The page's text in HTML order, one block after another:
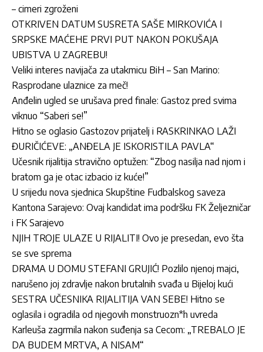
– cimeri zgroženi
OTKRIVEN DATUM SUSRETA SAŠE MIRKOVIĆA I
SRPSKE MAĆEHE PRVI PUT NAKON POKUŠAJA
UBISTVA U ZAGREBU!
Veliki interes navijača za utakmicu BiH – San Marino:
Rasprodane ulaznice za meč!
Anđelin ugled se urušava pred finale: Gastoz pred svima
viknuo “Saberi se!”
Hitno se oglasio Gastozov prijatelj i RASKRINKAO LAŽI
ĐURIČIĆEVE: „ANĐELA JE ISKORISTILA PAVLA“
Učesnik rijalitija stravično optužen: “Zbog nasilja nad njom i
bratom ga je otac izbacio iz kuće!”
U srijedu nova sjednica Skupštine Fudbalskog saveza
Kantona Sarajevo: Ovaj kandidat ima podršku FK Željezničar
i FK Sarajevo
NJIH TROJE ULAZE U RIJALITI! Ovo je presedan, evo šta
se sve sprema
DRAMA U DOMU STEFANI GRUJIĆ! Pozlilo njenoj majci,
narušeno joj zdravlje nakon brutalnih svađa u Bijeloj kući
SESTRA UČESNIKA RIJALITIJA VAN SEBE! Hitno se
oglasila i ogradila od njegovih monstruozn*h uvreda
Karleuša zagrmila nakon suđenja sa Cecom: „TREBALO JE
DA BUDEM MRTVA, A NISAM“